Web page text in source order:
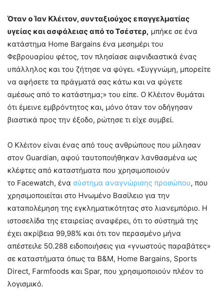
Όταν ο Ίαν Κλέιτον, συνταξιούχος επαγγελματίας
υγείας και ασφάλειας από το Τσέστερ, μπήκε σε ένα
κατάστημα Home Bargains ένα μεσημέρι του
Φεβρουαρίου φέτος, τον πλησίασε αιφνιδιαστικά ένας
υπάλληλος και του ζήτησε να φύγει. «Συγγνώμη, μπορείτε
να αφήσετε τα πράγματά σας κάτω και να φύγετε
αμέσως από το κατάστημα;» του είπε. Ο Κλέιτον θυμάται
ότι έμεινε εμβρόντητος και, μόνο όταν τον οδήγησαν
βιαστικά προς την έξοδο, ρώτησε τι είχε συμβεί.
Ο Κλέιτον είναι ένας από τους ανθρώπους που μίλησαν
στον Guardian, αφού ταυτοποιήθηκαν λανθασμένα ως
κλέφτες από καταστήματα που χρησιμοποιούν
το Facewatch, ένα σύστημα αναγνώρισης προσώπου, που
χρησιμοποιείται στο Ηνωμένο Βασίλειο για την
καταπολέμηση της εγκληματικότητας στο λιανεμπόριο. Η
ιστοσελίδα της εταιρείας αναφέρει, ότι το σύστημά της
έχει ακρίβεια 99,98% και ότι τον περασμένο μήνα
απέστειλε 50.288 ειδοποιήσεις για «γνωστούς παραβάτες»
σε καταστήματα όπως τα B&M, Home Bargains, Sports
Direct, Farmfoods και Spar, που χρησιμοποιούν πλέον το
λογισμικό.